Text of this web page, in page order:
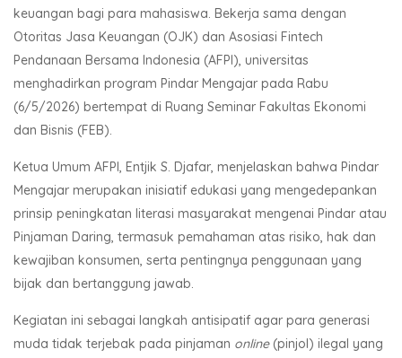
keuangan bagi para mahasiswa. Bekerja sama dengan
Otoritas Jasa Keuangan (OJK) dan Asosiasi Fintech
Pendanaan Bersama Indonesia (AFPI), universitas
menghadirkan program Pindar Mengajar pada Rabu
(6/5/2026) bertempat di Ruang Seminar Fakultas Ekonomi
dan Bisnis (FEB).
Ketua Umum AFPI, Entjik S. Djafar, menjelaskan bahwa Pindar
Mengajar merupakan inisiatif edukasi yang mengedepankan
prinsip peningkatan literasi masyarakat mengenai Pindar atau
Pinjaman Daring, termasuk pemahaman atas risiko, hak dan
kewajiban konsumen, serta pentingnya penggunaan yang
bijak dan bertanggung jawab.
Kegiatan ini sebagai langkah antisipatif agar para generasi
muda tidak terjebak pada pinjaman online(pinjol) ilegal yang